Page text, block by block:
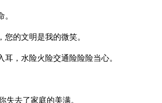
的文明是我的微笑。
，水险火险交通险险险当心。
去了家庭的美满。